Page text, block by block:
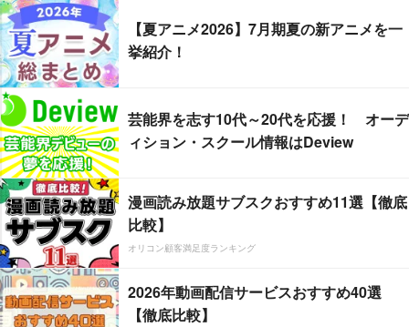
【夏アニメ2026】7月期夏の新アニメを一
挙紹介！
芸能界を志す10代～20代を応援！ オーデ
ィション・スクール情報はDeview
漫画読み放題サブスクおすすめ11選【徹底
比較】
オリコン顧客満足度ランキング
2026年動画配信サービスおすすめ40選
【徹底比較】